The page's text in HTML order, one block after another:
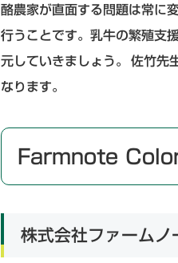
酪農家が直面する問題は常に
行うことです。乳牛の繁殖支
元していきましょう。 佐竹先
なります。
Farmnote Color
株式会社ファームノ